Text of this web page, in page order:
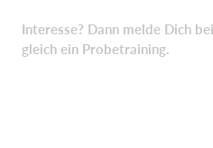
Interesse? Dann melde Dich
gleich ein Probetraining.